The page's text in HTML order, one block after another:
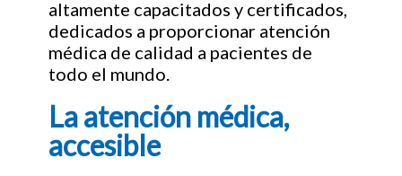
altamente capacitados y certificados,
dedicados a proporcionar atención
médica de calidad a pacientes de
todo el mundo.
La atención médica,
accesible